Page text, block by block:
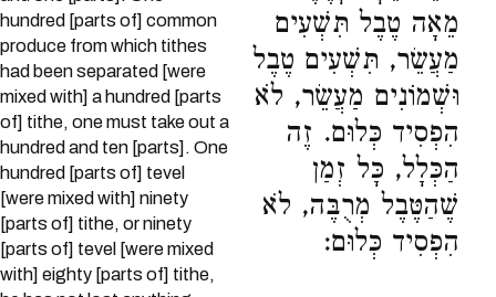
hundred [parts of] common
produce from which tithes
had been separated [were
mixed with] a hundred [parts
of] tithe, one must take out a
hundred and ten [parts]. One
hundred [parts of] tevel
[were mixed with] ninety
[parts of] tithe, or ninety
[parts of] tevel [were mixed
with] eighty [parts of] tithe,
מֵאָה טֶבֶל תִּשְׁעִים
מַעֲשֵׂר, תִּשְׁעִים טֶבֶל
וּשְׁמוֹנִים מַעֲשֵׂר, לֹא
הִפְסִיד כְּלוּם. זֶה
הַכְּלָל, כָּל זְמַן
שֶׁהַטֶּבֶל מְרֻבֶּה, לֹא
הִפְסִיד כְּלוּם: